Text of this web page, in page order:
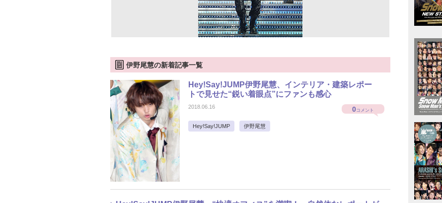
伊野尾慧の新着記事一覧
Hey!Say!JUMP伊野尾慧、インテリア・建築レポー
トで見せた“鋭い着眼点”にファンも感心
2018.06.16 0コメント
Hey!Say!JUMP 伊野尾慧